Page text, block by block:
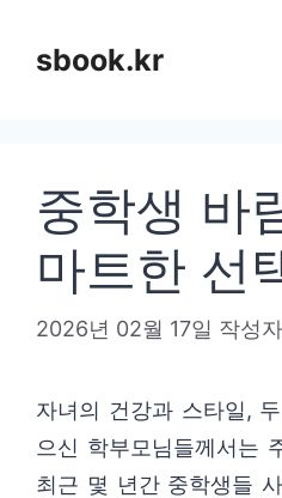
sbook.kr
중학생 바
마트한 선
2026년 02월 17일 작성
자녀의 건강과 스타일,
으신 학부모님들께서는
최근 몇 년간 중학생들 사